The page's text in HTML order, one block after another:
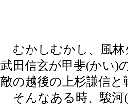
むかしむかし、風林
武田信玄が甲斐(かい)
敵の越後の上杉謙信
そんなある時、駿河